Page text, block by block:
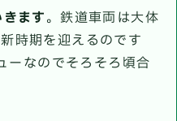
ます。鉄道車両は大体
時期を迎えるのです
なのでそろそろ頃合